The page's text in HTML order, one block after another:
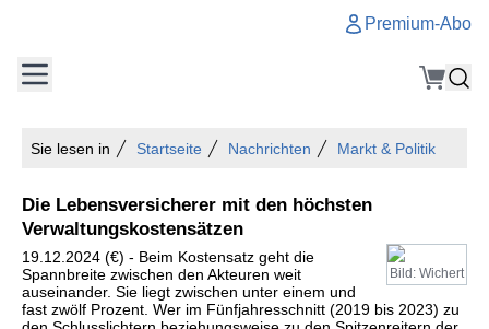
Premium-Abo
Sie lesen in Startseite Nachrichten Markt & Politik
Die Lebensversicherer mit den höchsten
Verwaltungskostensätzen
Bild: Wichert
19.12.2024 (€) - Beim Kostensatz geht die
Spannbreite zwischen den Akteuren weit
auseinander. Sie liegt zwischen unter einem und
fast zwölf Prozent. Wer im Fünfjahresschnitt (2019 bis 2023) zu